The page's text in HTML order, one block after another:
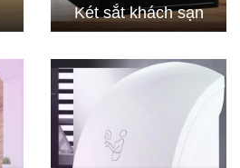
Két sắt khách sạn